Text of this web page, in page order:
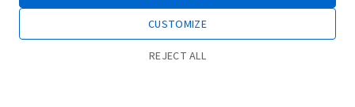
הוספה לסל 0
CUSTOMIZE
REJECT ALL